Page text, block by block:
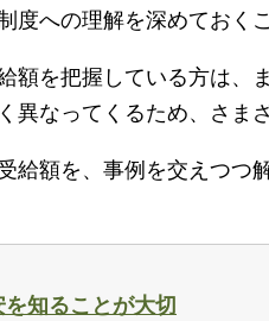
度への理解を深めておく
額を把握している方は
異なってくるため、さま
給額を、事例を交えつつ
知ることが大切